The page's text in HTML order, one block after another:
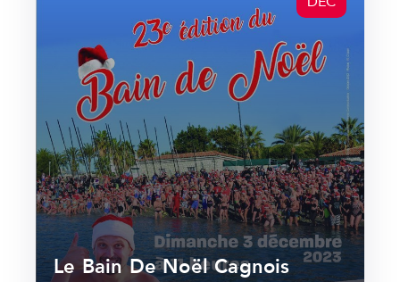
Le Bain De Noël Cagnois